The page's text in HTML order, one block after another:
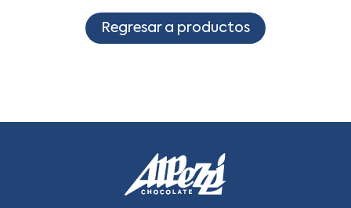
Regresar a productos